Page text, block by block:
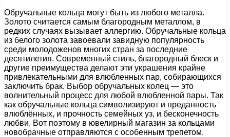
Обручальные кольца могут быть из любого металла.
Золото считается самым благородным металлом, в
редких случаях вызывает аллергию. Обручальные кольца
из белого золота завоевали завидную популярность
среди молодоженов многих стран за последние
десятилетия. Современный стиль, благородный блеск и
другие преимущества делают эти украшения крайне
привлекательными для влюбленных пар, собирающихся
заключить брак. Выбор обручальных колец — это
волнительный процесс для любой влюбленной пары. Так
как обручальные кольца символизируют и преданность
влюблённых, и прочность семейных уз, и бесконечность
любви. Вот поэтому в ювелирный магазин за кольцами
новобрачные отправляются с особенным трепетом.